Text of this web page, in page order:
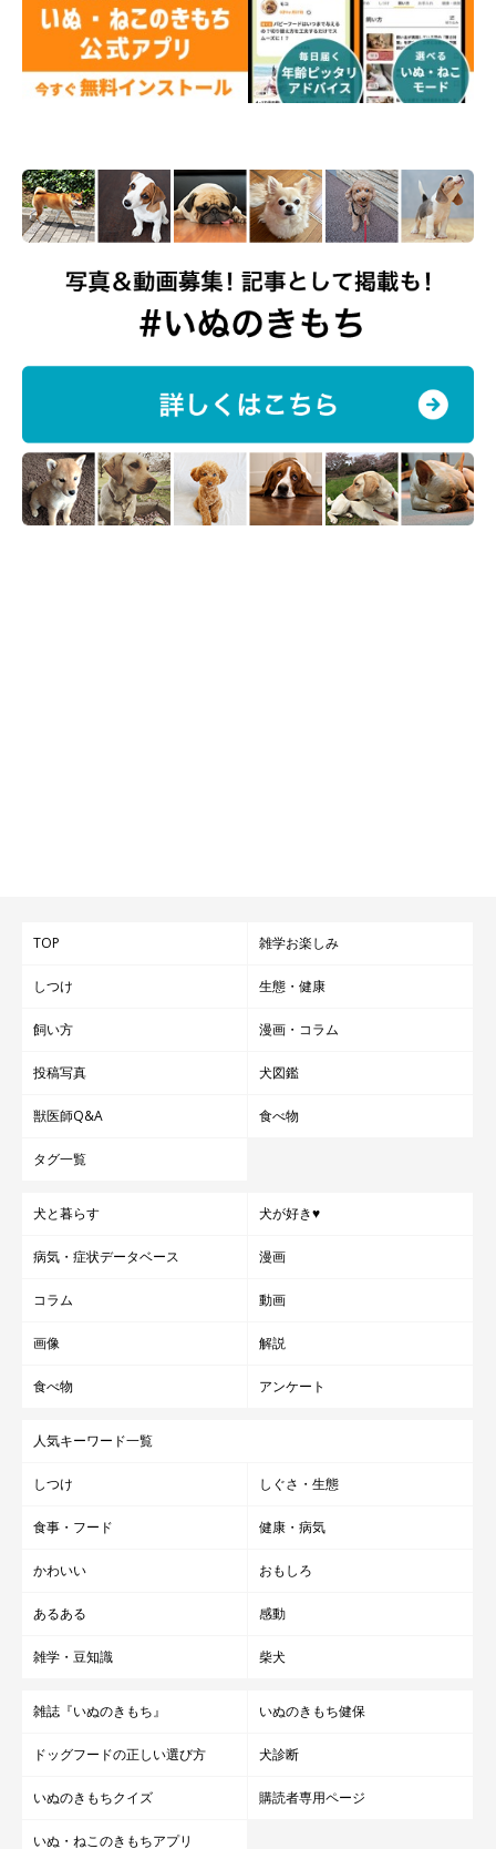
TOP 雑学お楽しみ
しつけ 生態・健康
飼い方 漫画・コラム
投稿写真 犬図鑑
獣医師Q&A 食べ物
タグ一覧
犬と暮らす 犬が好き♥
病気・症状データベース 漫画
コラム 動画
画像 解説
食べ物 アンケート
人気キーワード一覧
しつけ しぐさ・生態
食事・フード 健康・病気
かわいい おもしろ
あるある 感動
雑学・豆知識 柴犬
雑誌『いぬのきもち』 いぬのきもち健保
ドッグフードの正しい選び方 犬診断
いぬのきもちクイズ 購読者専用ページ
いぬ・ねこのきもちアプリ